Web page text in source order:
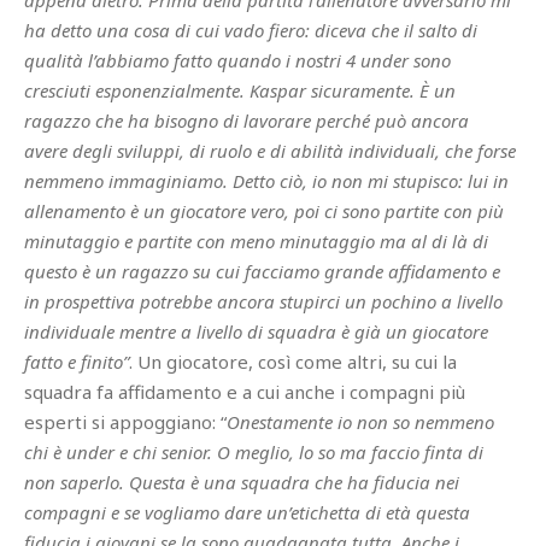
ha detto una cosa di cui vado fiero: diceva che il salto di
qualità l’abbiamo fatto quando i nostri 4 under sono
cresciuti esponenzialmente. Kaspar sicuramente. È un
ragazzo che ha bisogno di lavorare perché può ancora
avere degli sviluppi, di ruolo e di abilità individuali, che forse
nemmeno immaginiamo. Detto ciò, io non mi stupisco: lui in
allenamento è un giocatore vero, poi ci sono partite con più
minutaggio e partite con meno minutaggio ma al di là di
questo è un ragazzo su cui facciamo grande affidamento e
in prospettiva potrebbe ancora stupirci un pochino a livello
individuale mentre a livello di squadra è già un giocatore
fatto e finito”. Un giocatore, così come altri, su cui la
squadra fa affidamento e a cui anche i compagni più
esperti si appoggiano: “Onestamente io non so nemmeno
chi è under e chi senior. O meglio, lo so ma faccio finta di
non saperlo. Questa è una squadra che ha fiducia nei
compagni e se vogliamo dare un’etichetta di età questa